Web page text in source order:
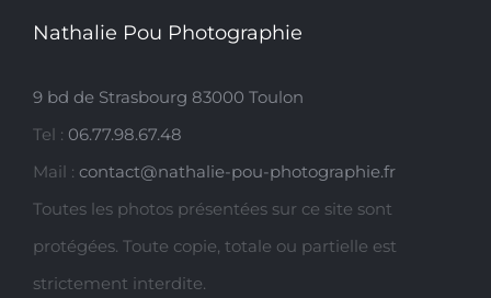
Nathalie Pou Photographie
9 bd de Strasbourg 83000 Toulon
Tel : 06.77.98.67.48
Mail : contact@nathalie-pou-photographie.fr
Toutes les photos présentées sur ce site sont
protégées. Toute copie, totale ou partielle est
strictement interdite.